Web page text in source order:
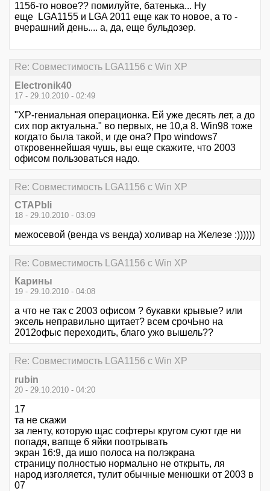
1156-то новое?? помилуйте, батенька... Ну
еще LGA1155 и LGA 2011 еще как то новое, а то -
вчерашний день.... а, да, еще бульдозер.
Re: Совместимость LGA1156 с Win XP
Electronik40
17 - 29.10.2010 - 02:49
"ХР-гениальная операционка. Ей уже десять лет, а до
сих пор актуальна." во первых, не 10,а 8. Win98 тоже
когдато была такой, и где она? Про windows7
откровеннейшая чушь, вы еще скажите, что 2003
офисом пользоваться надо.
Re: Совместимость LGA1156 с Win XP
CTAPbIi
18 - 29.10.2010 - 03:09
межосевой (венда vs венда) холивар на Железе :))))))
Re: Совместимость LGA1156 с Win XP
Карины
19 - 29.10.2010 - 04:08
а что не так с 2003 офисом ? букавки крывые? или
эксель неправильно щитает? всем срочЬно на
2012офыс переходить, благо ужо вышель??
Re: Совместимость LGA1156 с Win XP
rubin
20 - 29.10.2010 - 04:20
17
та не скажи
за ленту, которую щас софтеры кругом суют где ни
попадя, вапще б яйки поотрывать
экран 16:9, да ишо полоса на полэкрана
страницу полностью нормально не открыть, ля
народ изголяется, тулит обычные менюшки от 2003 в
07